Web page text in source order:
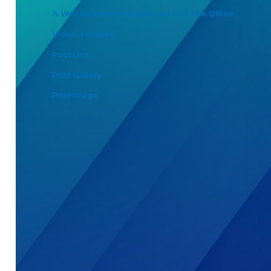
A Web Designer’s Guide: Get Out The Office
Video Youtube
Post Link
Post Gallery
Post Image